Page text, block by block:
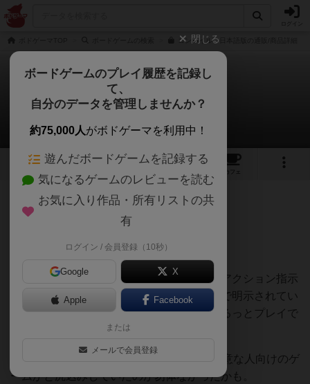
コンパイル 日本語版の通販/商品詳細
コンパイル
りさんのレビュー
2 6
カフェ
688名 2名 1年以上前
（感想）・・・76/100
バトルラインのようなプレイ感。カードのアクション指示
の文面がシンプルで、単語の定義も説明書で明示されてい
るので、流れさえ飲み込めれば、意外とするっとプレイで
き、初回から楽しめました。
ビジュアルやコンセプトを見て、TCGが得意な人向けのゲ
ームかと尻込みしていたのが勿体なかったかも。
閉じる
ボードゲームのプレイ履歴を記録し
て、
自分のデータを管理しませんか？
約75,000人がボドゲーマを利用中！
遊んだボードゲームを記録する
気になるゲームのレビューを読む
お気に入り作品・所有リストの共
有
ログイン / 会員登録（10秒）
Google X
Apple Facebook
または
メールで会員登録